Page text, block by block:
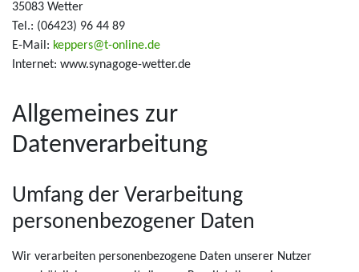
35083 Wetter
Tel.: (06423) 96 44 89
E-Mail: keppers@t-online.de
Internet: www.synagoge-wetter.de
Allgemeines zur
Datenverarbeitung
Umfang der Verarbeitung
personenbezogener Daten
Wir verarbeiten personenbezogene Daten unserer Nutzer